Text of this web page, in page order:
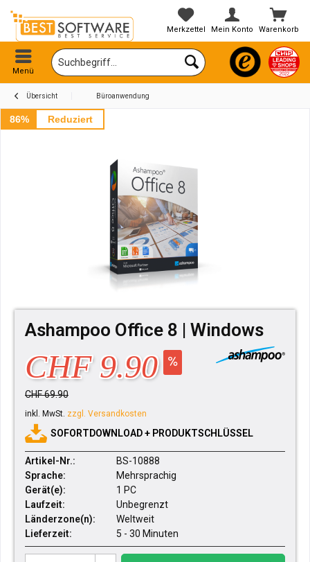
Warenkorb
Merkzettel Mein Konto
Menü
Übersicht Büroanwendung
86% Reduziert
Ashampoo Office 8 | Windows
CHF 9.90
CHF 69.90
inkl. MwSt. zzgl. Versandkosten
SOFORTDOWNLOAD + PRODUKTSCHLÜSSEL
Artikel-Nr.:
BS-10888
Sprache:
Mehrsprachig
Gerät(e):
1 PC
Laufzeit:
Unbegrenzt
Länderzone(n):
Weltweit
Lieferzeit:
5 - 30 Minuten